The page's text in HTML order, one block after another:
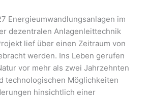
Energieumwandlungsanlagen im
dezentralen Anlagenleittechnik
lief über einen Zeitraum von
werden. Ins Leben gerufen
vor mehr als zwei Jahrzehnten
technologischen Möglichkeiten
hinsichtlich einer